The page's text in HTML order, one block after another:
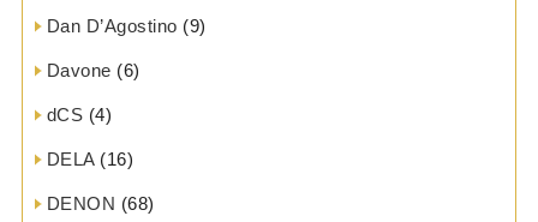
Dan D’Agostino (9)
Davone (6)
dCS (4)
DELA(16)
DENON (68)